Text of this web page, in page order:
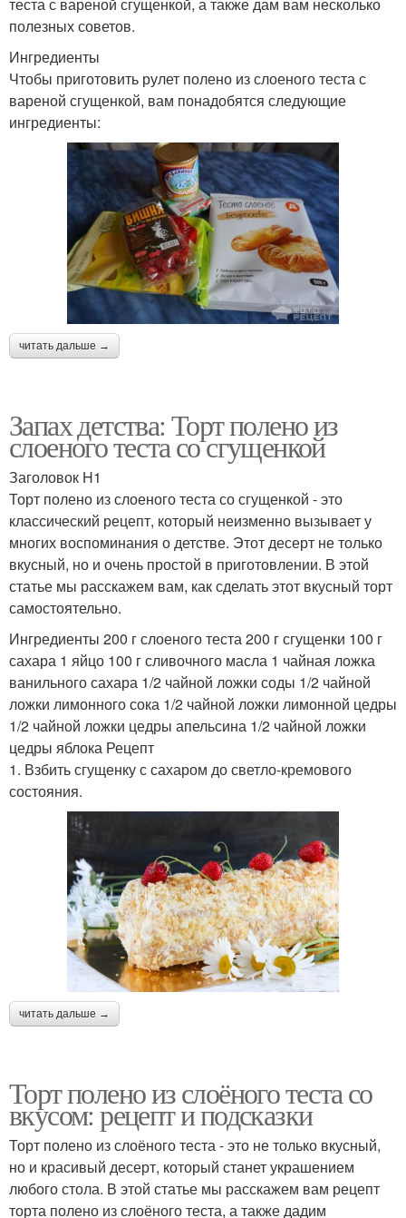
полезных советов.
Ингредиенты
Чтобы приготовить рулет полено из слоеного теста с
вареной сгущенкой, вам понадобятся следующие
ингредиенты:
читать дальше →
Запах детства: Торт полено из
слоеного теста со сгущенкой
Заголовок H1
Торт полено из слоеного теста со сгущенкой - это
классический рецепт, который неизменно вызывает у
многих воспоминания о детстве. Этот десерт не только
вкусный, но и очень простой в приготовлении. В этой
статье мы расскажем вам, как сделать этот вкусный торт
самостоятельно.
Ингредиенты 200 г слоеного теста 200 г сгущенки 100 г
сахара 1 яйцо 100 г сливочного масла 1 чайная ложка
ванильного сахара 1/2 чайной ложки соды 1/2 чайной
ложки лимонного сока 1/2 чайной ложки лимонной цедры
1/2 чайной ложки цедры апельсина 1/2 чайной ложки
цедры яблока Рецепт
1. Взбить сгущенку с сахаром до светло-кремового
состояния.
читать дальше →
Торт полено из слоёного теста со
вкусом: рецепт и подсказки
Торт полено из слоёного теста - это не только вкусный,
но и красивый десерт, который станет украшением
любого стола. В этой статье мы расскажем вам рецепт
торта полено из слоёного теста, а также дадим